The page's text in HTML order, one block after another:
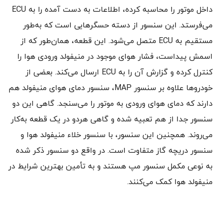
داخل موتور را محاسبه کرده، اطلاعات به دست آمده را به ECU
می‌فرستد. این سنسور از دسته حسگرهایی است که به‌طور
مستقیم به ECU متصل می‌شود. این قطعه، همان‌طور که از
اسمش پیداست، فشار هوای موجود در منیفولد ورودی هوا را
کنترل کرده و گزارش آن را به ECU ارسال می‌کند. بعضی از
خودروها علاوه بر سنسور MAP، سنسور دمای هوای منیفولد هم
دارند که دمای هوای ورودی به موتور را می‌سنجد. گاهی این دو
سنسور جدا از هم تعبیه شده و گاهی هردو در یک قطعه به‌کار
می‌روند. همچنین این سنسور، با سنسور خلاء منیفولد هوا و
سنسور دریچه گاز متفاوت است. در واقع دو سنسور ذکر شده
به نوعی مکمل سنسور مپ هستند و به تأمین بهترین شرایط در
منیفولد هوا کمک می‌کنند.